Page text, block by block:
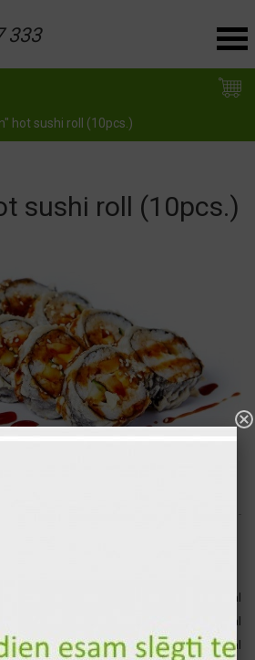
333
hot sushi roll (10pcs.)
sushi roll (10pcs.)
211 kcal
62 kcal
45 gr
45 kcal